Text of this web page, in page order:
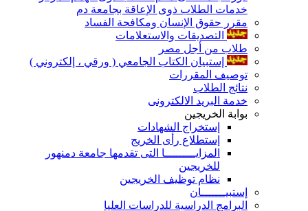
خدمات الطلاب ذوى الإعاقة بجامعة دم
مقرر حقوق الإنسان ومكافحة الفساد
التصديقات والاستعلامات
طلاب من أجل مصر
إستبيان الكتاب الجامعي ( ورقي ، إلكتروني )
توصيف المقررات
نتائج الطلاب
خدمة البريد الالكترونى
بوابة الخريجين
إستخراج الشهادات
إستطلاع رأى الخريج
المزايـــــــــا التى تقدمها جامعة دمنهور
للخريجين
نظام توظيف الخريجين
إستبيـــــــان
البرامج الدراسية للدراسات العليا